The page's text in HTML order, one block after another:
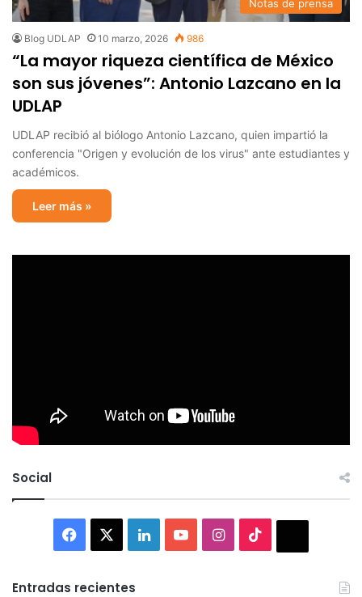
Notas de prensa
Blog UDLAP 10 marzo, 2026 986
“La mayor riqueza científica de México
son sus jóvenes”: Antonio Lazcano en la
UDLAP
UDLAP recibió al biólogo Antonio Lazcano, quien impartió la
conferencia "Origen y evolución de los virus" ante estudiantes y
académicos.
Leer más »
Social
Facebook LinkedInYouTubeInstagram
Entradas recientes